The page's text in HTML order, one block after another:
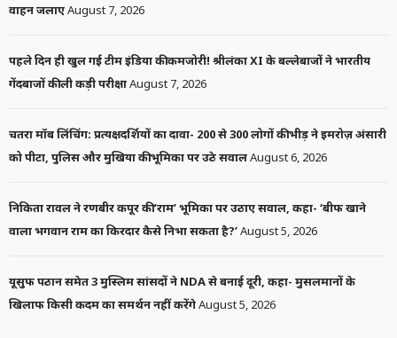
वाहन जलाएAugust 7, 2026
पहले दिन ही खुल गई टीम इंडिया की कमजोरी! श्रीलंका XI के बल्लेबाजों ने भारतीय
गेंदबाजों की ली कड़ी परीक्षाAugust 7, 2026
चतरा मॉब लिंचिंग: प्रत्यक्षदर्शियों का दावा- 200 से 300 लोगों की भीड़ ने इमरोज़ अंसारी
को पीटा, पुलिस और मुखिया की भूमिका पर उठे सवालAugust 6, 2026
निकिता रावल ने रणबीर कपूर की ‘राम’ भूमिका पर उठाए सवाल, कहा- ‘बीफ खाने
वाला भगवान राम का किरदार कैसे निभा सकता है?’August 5, 2026
यूसुफ पठान समेत 3 मुस्लिम सांसदों ने NDA से बनाई दूरी, कहा- मुसलमानों के
खिलाफ किसी कदम का समर्थन नहीं करेंगेAugust 5, 2026